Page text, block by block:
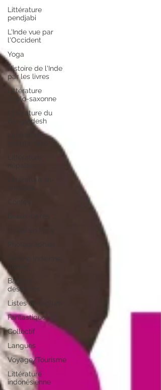
Littérature
pendjabi
L'Inde vue par
l'Occident
Yoga
Histoire de l'Inde
par les livres
Littérature
anglo-saxonne
Littérature du
Bangladesh
Littérature
Littérature sri-
Bandes
dessinées
Listes de lecture
Fantastique
Collectif
Langues
Voyage/Tourisme
Littérature
indonésienne